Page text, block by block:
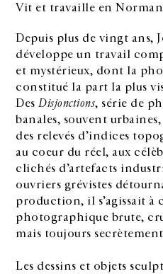
Vit et travaille en
Depuis plus de vingt ans,
développe un travail
et mystérieux, dont la
constitué la part la plus
DesDisjonctions, série de
banales, souvent
des relevés d’indices
au coeur du réel, aux
clichés d’artefacts
ouvriers grévistes
production, il s’agissait à
photographique brute,
mais toujours
Les dessins et objets